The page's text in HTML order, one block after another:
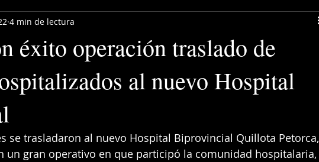
éxito operación traslado de
al nuevo Hospital
4 min de lectura
se trasladaron al nuevo Hospital Biprovincial Quillota Petorca,
un gran operativo en que participó la comunidad hospitalaria,